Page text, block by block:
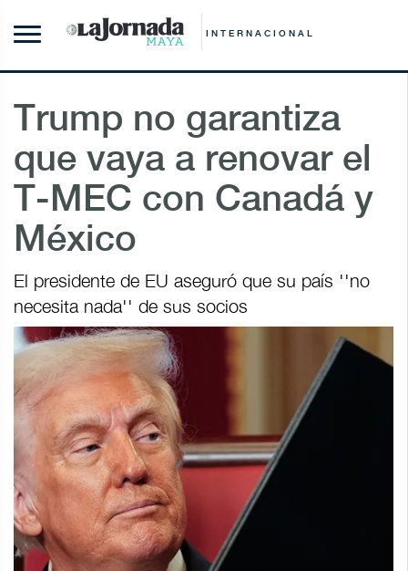
INTERNACIONAL
Trump no garantiza
que vaya a renovar el
T-MEC con Canadá y
México
El presidente de EU aseguró que su país ''no
necesita nada'' de sus socios